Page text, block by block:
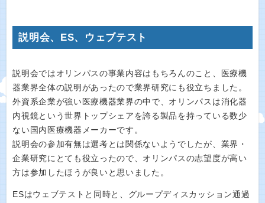
説明会、ES、ウェブテスト
説明会ではオリンパスの事業内容はもちろんのこと、医療機
器業界全体の説明があったので業界研究にも役立ちました。
外資系企業が強い医療機器業界の中で、オリンパスは消化器
内視鏡という世界トップシェアを誇る製品を持っている数少
ない国内医療機器メーカーです。
説明会の参加有無は選考とは関係ないようでしたが、業界・
企業研究にとても役立ったので、オリンパスの志望度が高い
方は参加したほうが良いと思いました。
ESはウェブテストと同時と、グループディスカッション通過